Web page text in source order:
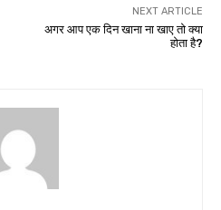
NEXT ARTICLE
अगर आप एक दिन खाना ना खाए तो क्या
होता है?